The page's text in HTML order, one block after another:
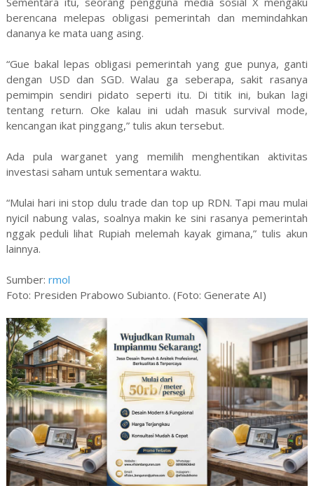
berencana melepas obligasi pemerintah dan memindahkan
dananya ke mata uang asing.
“Gue bakal lepas obligasi pemerintah yang gue punya, ganti
dengan USD dan SGD. Walau ga seberapa, sakit rasanya
pemimpin sendiri pidato seperti itu. Di titik ini, bukan lagi
tentang return. Oke kalau ini udah masuk survival mode,
kencangan ikat pinggang,” tulis akun tersebut.
Ada pula warganet yang memilih menghentikan aktivitas
investasi saham untuk sementara waktu.
“Mulai hari ini stop dulu trade dan top up RDN. Tapi mau mulai
nyicil nabung valas, soalnya makin ke sini rasanya pemerintah
nggak peduli lihat Rupiah melemah kayak gimana,” tulis akun
lainnya.
Sumber: rmol
Foto: Presiden Prabowo Subianto. (Foto: Generate AI)